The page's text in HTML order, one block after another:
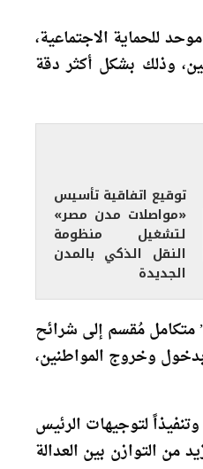
للحماية الاجتماعية،
وذلك بشكل أكثر دقة
«مواصلات مدن مصر»
لتشغيل منظومة
النقل الذكي بالمدن
الجديدة
متكامل مُقسم إلى شرائح
وخروج المواطنين،
لتوجيهات الرئيس
من التوازن بين العدالة